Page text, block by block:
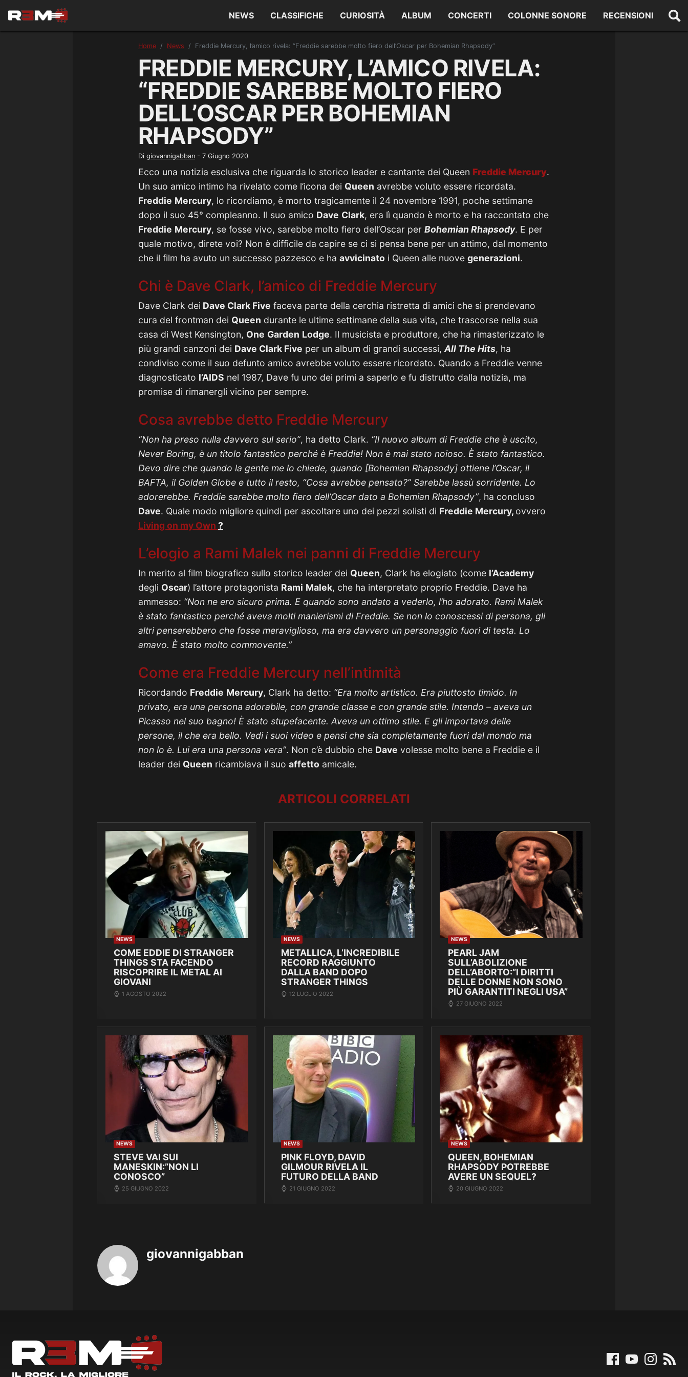
NEWS CLASSIFICHE CURIOSITÀ ALBUM CONCERTI COLONNE SONORE RECENSIONI
Home News Freddie Mercury, l’amico rivela: “Freddie sarebbe molto fiero dell’Oscar per Bohemian Rhapsody”
FREDDIE MERCURY, L’AMICO RIVELA:
“FREDDIE SAREBBE MOLTO FIERO
DELL’OSCAR PER BOHEMIAN
RHAPSODY”
Di giovannigabban - 7 Giugno 2020
Ecco una notizia esclusiva che riguarda lo storico leader e cantante dei Queen Freddie Mercury.
Un suo amico intimo ha rivelato come l’icona dei Queen avrebbe voluto essere ricordata.
Freddie Mercury, lo ricordiamo, è morto tragicamente il 24 novembre 1991, poche settimane
dopo il suo 45° compleanno. Il suo amico Dave Clark, era lì quando è morto e ha raccontato che
Freddie Mercury, se fosse vivo, sarebbe molto fiero dell’Oscar per Bohemian Rhapsody. E per
quale motivo, direte voi? Non è difficile da capire se ci si pensa bene per un attimo, dal momento
che il film ha avuto un successo pazzesco e ha avvicinato i Queen alle nuove generazioni.
Chi è Dave Clark, l’amico di Freddie Mercury
Dave Clark dei Dave Clark Five faceva parte della cerchia ristretta di amici che si prendevano
cura del frontman dei Queen durante le ultime settimane della sua vita, che trascorse nella sua
casa di West Kensington, One Garden Lodge. Il musicista e produttore, che ha rimasterizzato le
più grandi canzoni dei Dave Clark Five per un album di grandi successi, All The Hits, ha
condiviso come il suo defunto amico avrebbe voluto essere ricordato. Quando a Freddie venne
diagnosticato l’AIDS nel 1987, Dave fu uno dei primi a saperlo e fu distrutto dalla notizia, ma
promise di rimanergli vicino per sempre.
Cosa avrebbe detto Freddie Mercury
“Non ha preso nulla davvero sul serio”, ha detto Clark. “Il nuovo album di Freddie che è uscito,
Never Boring, è un titolo fantastico perché è Freddie! Non è mai stato noioso. È stato fantastico.
Devo dire che quando la gente me lo chiede, quando [Bohemian Rhapsody] ottiene l’Oscar, il
BAFTA, il Golden Globe e tutto il resto, “Cosa avrebbe pensato?” Sarebbe lassù sorridente. Lo
adorerebbe. Freddie sarebbe molto fiero dell’Oscar dato a Bohemian Rhapsody”, ha concluso
Dave. Quale modo migliore quindi per ascoltare uno dei pezzi solisti di Freddie Mercury, ovvero
Living on my Own ?
L’elogio a Rami Malek nei panni di Freddie Mercury
In merito al film biografico sullo storico leader dei Queen, Clark ha elogiato (come l’Academy
degli Oscar) l’attore protagonista Rami Malek, che ha interpretato proprio Freddie. Dave ha
ammesso: “Non ne ero sicuro prima. E quando sono andato a vederlo, l’ho adorato. Rami Malek
è stato fantastico perché aveva molti manierismi di Freddie. Se non lo conoscessi di persona, gli
altri penserebbero che fosse meraviglioso, ma era davvero un personaggio fuori di testa. Lo
amavo. È stato molto commovente.”
Come era Freddie Mercury nell’intimità
Ricordando Freddie Mercury, Clark ha detto: “Era molto artistico. Era piuttosto timido. In
privato, era una persona adorabile, con grande classe e con grande stile. Intendo – aveva un
Picasso nel suo bagno! È stato stupefacente. Aveva un ottimo stile. E gli importava delle
persone, il che era bello. Vedi i suoi video e pensi che sia completamente fuori dal mondo ma
non lo è. Lui era una persona vera”. Non c’è dubbio che Dave volesse molto bene a Freddie e il
leader dei Queen ricambiava il suo affetto amicale.
ARTICOLI CORRELATI
NEWS
COME EDDIE DI STRANGER
THINGS STA FACENDO
RISCOPRIRE IL METAL AI
GIOVANI
1 AGOSTO 2022
NEWS
METALLICA, L’INCREDIBILE
RECORD RAGGIUNTO
DALLA BAND DOPO
STRANGER THINGS
12 LUGLIO 2022
NEWS
PEARL JAM
SULL’ABOLIZIONE
DELL’ABORTO:”I DIRITTI
DELLE DONNE NON SONO
PIÙ GARANTITI NEGLI USA”
27 GIUGNO 2022
NEWS
STEVE VAI SUI
MANESKIN:”NON LI
CONOSCO”
25 GIUGNO 2022
NEWS
PINK FLOYD, DAVID
GILMOUR RIVELA IL
FUTURO DELLA BAND
21 GIUGNO 2022
NEWS
QUEEN, BOHEMIAN
RHAPSODY POTREBBE
AVERE UN SEQUEL?
20 GIUGNO 2022
giovannigabban